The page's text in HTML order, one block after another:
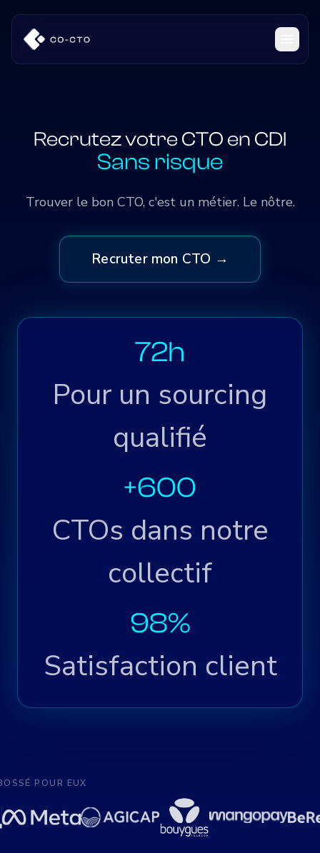
Recrutez votre CTO en CDI
Sans risque
Trouver le bon CTO, c'est un métier. Le nôtre.
Recruter mon CTO →
72h
Pour un sourcing
qualifié
+600
CTOs dans notre
collectif
98%
Satisfaction client
POUR EUX